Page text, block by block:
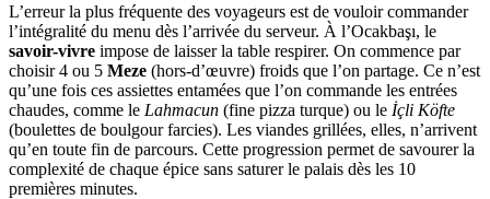
L’erreur la plus fréquente des voyageurs est de vouloir commander
l’intégralité du menu dès l’arrivée du serveur. À l’Ocakbaşı, le
savoir-vivre impose de laisser la table respirer. On commence par
choisir 4 ou 5 Meze (hors-d’œuvre) froids que l’on partage. Ce n’est
qu’une fois ces assiettes entamées que l’on commande les entrées
chaudes, comme le Lahmacun (fine pizza turque) ou le İçli Köfte
(boulettes de boulgour farcies). Les viandes grillées, elles, n’arrivent
qu’en toute fin de parcours. Cette progression permet de savourer la
complexité de chaque épice sans saturer le palais dès les 10
premières minutes.